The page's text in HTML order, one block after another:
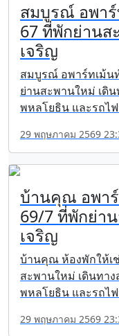
สมบูรณ์ อพา
67 ที่พักย่านส
เจริญ
สมบูรณ์ อพาร์ทเม้น
ย่านสะพานใหม่ เดิ
พหลโยธิน และรถไฟ
29 พฤษภาคม 2569
บ้านคุณ อพา
69/7 ที่พักย่า
เจริญ
บ้านคุณ ห้องพักให้เ
สะพานใหม่ เดินทา
พหลโยธิน และรถไฟ
29 พฤษภาคม 2569